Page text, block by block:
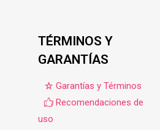
TÉRMINOS Y
GARANTÍAS
Garantías y Términos
Recomendaciones de
uso